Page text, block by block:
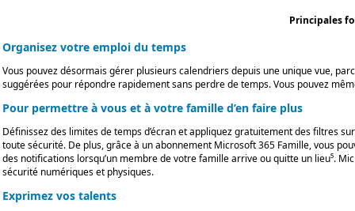
Principales
Organisez votre emploi du temps
Vous pouvez désormais gérer plusieurs calendriers depuis une unique vue,
suggérées pour répondre rapidement sans perdre de temps. Vous pouvez
Pour permettre à vous et à votre famille d’en faire plus
Définissez des limites de temps d’écran et appliquez gratuitement des filtres
toute sécurité. De plus, grâce à un abonnement Microsoft 365 Famille, vous
des notifications lorsqu’un membre de votre famille arrive ou quitte un lieu⁵.
sécurité numériques et physiques.
Exprimez vos talents